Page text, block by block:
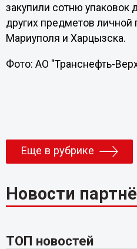
закупили сотню упаковок
других предметов личной
Мариуполя и Харцызска.
Фото: АО "Транснефть-
Еще в рубрике
Новости
ТОП новостей